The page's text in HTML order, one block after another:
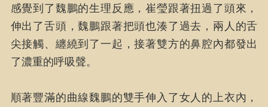
感覺到了魏鵬的生理反應，崔瑩跟著扭過了頭來，
伸出了舌頭，魏鵬跟著把頭也湊了過去，兩人的舌
尖接觸、纏繞到了一起，接著雙方的鼻腔內都發出
了濃重的呼吸聲。
順著豐滿的曲線魏鵬的雙手伸入了女人的上衣內，